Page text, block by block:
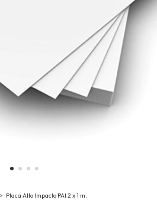
> Placa Alto Impacto PAI 2 x 1 m.